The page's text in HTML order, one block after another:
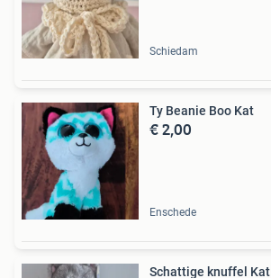
Schiedam
Ty Beanie Boo Kat
€ 2,00
Enschede
Schattige knuffel Kat